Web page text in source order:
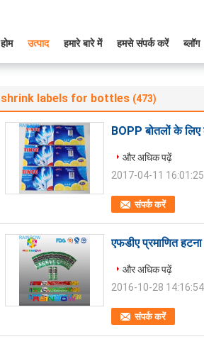
होम उत्पाद हमारे बारे में हमसे संपर्क करें ब्लॉग
shrink labels for bottles (473)
BOPP बोतलों के लिए
संपर्क करें
और अधिक पढ़ें
2017-04-11 16:01:25
एफडीए प्रमाणित
संपर्क करें
और अधिक पढ़ें
2016-10-28 14:16:54